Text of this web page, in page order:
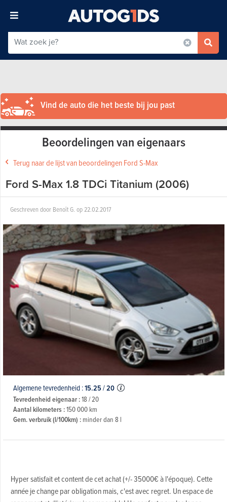
Vind de auto die het beste bij jou past
Beoordelingen van eigenaars
Terug naar de lijst van beoordelingen Ford S-Max
Ford S-Max 1.8 TDCi Titanium (2006)
Geschreven door Benoît G. op22.02.2017
Algemene tevredenheid :15.25/20
Tevredenheid eigenaar :18 / 20
Aantal kilometers :150 000 km
Gem. verbruik (l/100km) :minder dan 8 l
Hyper satisfait et content de cet achat (+/- 35000€ à l'époque). Cette
année je change par obligation mais, c'est avec regret. Un espace de